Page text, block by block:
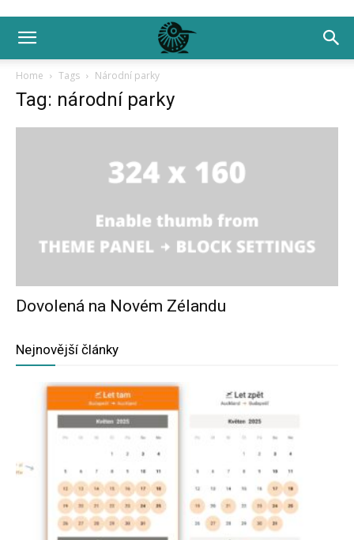
Home Tags Národní parky
Tag: národní parky
Dovolená na Novém Zélandu
Nejnovější články